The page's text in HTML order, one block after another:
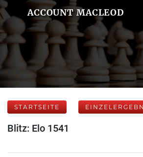
ACCOUNT MACLEOD
STARTSEITE
Blitz: Elo 1541